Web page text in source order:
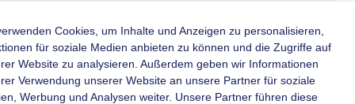
KATEGORIEN
Cookies, um Inhalte und Anzeigen zu personalisieren,
für soziale Medien anbieten zu können und die Zugriffe auf
Website zu analysieren. Außerdem geben wir Informationen
Verwendung unserer Website an unsere Partner für soziale
Werbung und Analysen weiter. Unsere Partner führen diese